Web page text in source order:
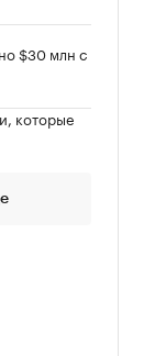
$30 млн с
которые